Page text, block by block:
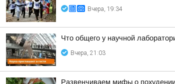
Вчера, 19:34
Что общего у научной
Вчера, 21:03
Развенчиваем мифы о